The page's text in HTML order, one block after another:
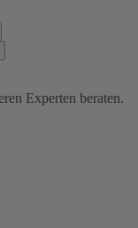
Experten beraten.